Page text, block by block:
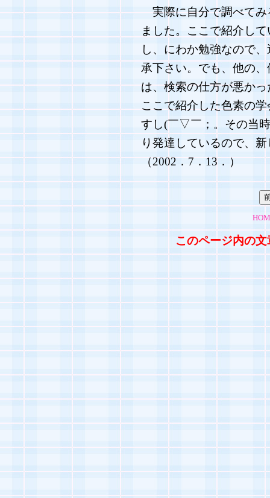
実際に自分で調べてみ
ました。ここで紹介し
し、にわか勉強なので
承下さい。でも、他の
は、検索の仕方が悪か
ここで紹介した色素の
すし(￣▽￣；。その当
り発達しているので、
（2002．7．13．）
このページ内の